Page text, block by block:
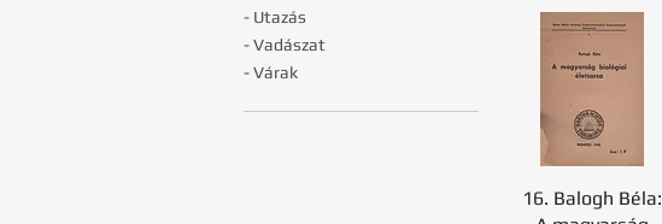
- Utazás
- Vadászat
- Várak
16. Balogh Béla: